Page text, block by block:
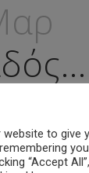
to give
“Accept